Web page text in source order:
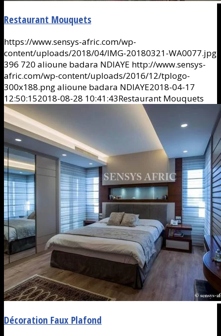
Restaurant Mouquets
https://www.sensys-afric.com/wp-
content/uploads/2018/04/IMG-20180321-WA0077.jpg
396 720 alioune badara NDIAYE http://www.sensys-
afric.com/wp-content/uploads/2016/12/tplogo-
300x188.pngalioune badara NDIAYE2018-04-17
12:50:152018-08-28 10:41:43Restaurant Mouquets
Décoration Faux Plafond